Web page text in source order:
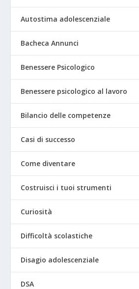
Autostima adolescenziale
Bacheca Annunci
Benessere Psicologico
Benessere psicologico al lavoro
Bilancio delle competenze
Casi di successo
Come diventare
Costruisci i tuoi strumenti
Curiosità
Difficoltà scolastiche
Disagio adolescenziale
DSA